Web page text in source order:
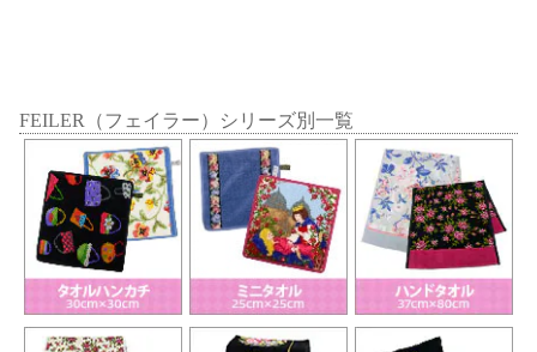
FEILER（フェイラー）シリーズ別一覧